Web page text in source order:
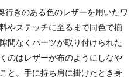
行きのある色のレザーを用いたワ
やステッチに至るまで同色で揃
間なくパーツが取り付けられた
のはレザーが布のようにしなや
と。手に持ち肩に掛けたとき身